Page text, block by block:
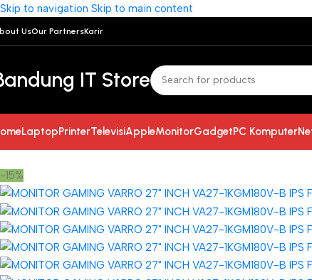
Skip to navigation Skip to main content
UsOur PartnersKarir
IT Store
LaptopPrinterTelevisiAppleMonitorGadgetPC Komputer
-15%